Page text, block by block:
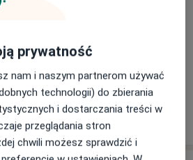
prywatność
nam i naszym partnerom używać
technologii) do zbierania
i dostarczania treści w
przeglądania stron
chwili możesz sprawdzić i